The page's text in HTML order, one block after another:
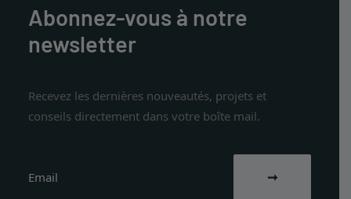
Abonnez-vous à notre
newsletter
Recevez les dernières nouveautés, projets et
conseils directement dans votre boîte mail.